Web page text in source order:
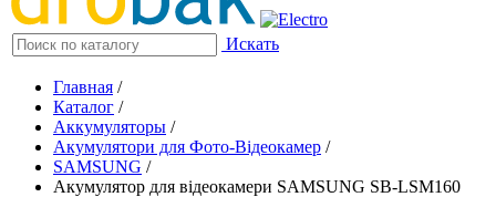
Искать
Главная /
Каталог /
Аккумуляторы /
Акумулятори для Фото-Відеокамер /
SAMSUNG /
Акумулятор для відеокамери SAMSUNG SB-LSM160